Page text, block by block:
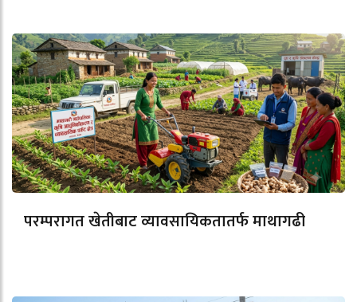
परम्परागत खेतीबाट व्यावसायिकतातर्फ माथागढी